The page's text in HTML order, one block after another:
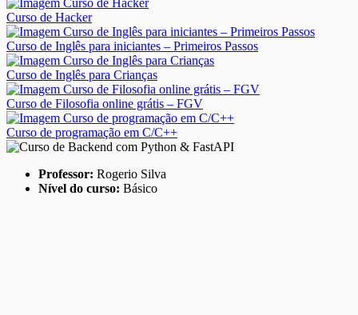
Curso de Hacker
Curso de Inglês para iniciantes – Primeiros Passos
Curso de Inglês para Crianças
Curso de Filosofia online grátis – FGV
Curso de programação em C/C++
Professor: Rogerio Silva
Nível do curso: Básico